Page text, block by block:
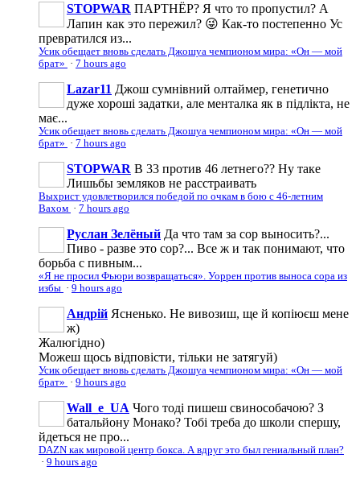
STOPWAR ПАРТНЁР? Я что то пропустил? А
Лапин как это пережил? 😜 Как-то постепенно Ус
превратился из...
Усик обещает вновь сделать Джошуа чемпионом мира: «Он — мой
брат» · 7 hours ago
Lazar11 Джош сумнівний олтаймер, генетично
дуже хороші задатки, але менталка як в підлікта, не
має...
Усик обещает вновь сделать Джошуа чемпионом мира: «Он — мой
брат» · 7 hours ago
STOPWAR В 33 против 46 летнего?? Ну таке
Лишьбы земляков не расстраивать
Выхрист удовлетворился победой по очкам в бою с 46-летним
Вахом · 7 hours ago
Руслан Зелёный Да что там за сор выносить?...
Пиво - разве это сор?... Все ж и так понимают, что
борьба с пивным...
«Я не просил Фьюри возвращаться». Уоррен против выноса сора из
избы · 9 hours ago
Андрій Ясненько. Не вивозиш, ще й копіюєш мене
ж)
Жалюгідно)
Можеш щось відповісти, тільки не затягуй)
Усик обещает вновь сделать Джошуа чемпионом мира: «Он — мой
брат» · 9 hours ago
Wall_e_UA Чого тоді пишеш свинособачою? З
батальйону Монако? Тобі треба до школи спершу,
йдеться не про...
DAZN как мировой центр бокса. А вдруг это был гениальный план?
· 9 hours ago